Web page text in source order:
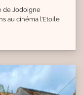
de Jodoigne
au cinéma l’Etoile